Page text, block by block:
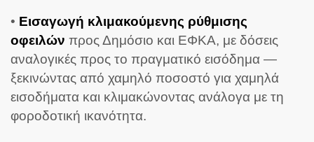
• Εισαγωγή κλιμακούμενης ρύθμισης
οφειλών προς Δημόσιο και ΕΦΚΑ, με δόσεις
αναλογικές προς το πραγματικό εισόδημα —
ξεκινώντας από χαμηλό ποσοστό για χαμηλά
εισοδήματα και κλιμακώνοντας ανάλογα με τη
φοροδοτική ικανότητα.